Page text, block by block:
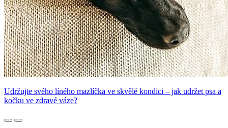
Udržujte svého líného mazlíčka ve skvělé kondici – jak udržet psa a
kočku ve zdravé váze?